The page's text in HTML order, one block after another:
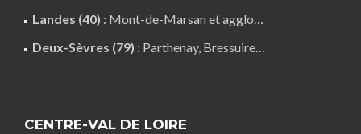
Landes (40) : Mont-de-Marsan et agglo…
Deux-Sèvres (79) : Parthenay, Bressuire…
CENTRE-VAL DE LOIRE